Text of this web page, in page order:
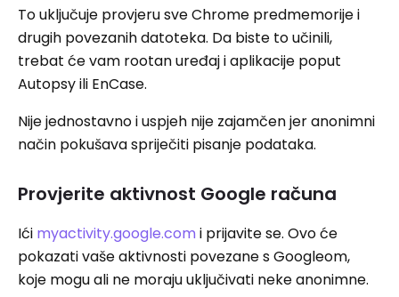
To uključuje provjeru sve Chrome predmemorije i
drugih povezanih datoteka. Da biste to učinili,
trebat će vam rootan uređaj i aplikacije poput
Autopsy ili EnCase.
Nije jednostavno i uspjeh nije zajamčen jer anonimni
način pokušava spriječiti pisanje podataka.
Provjerite aktivnost Google računa
Ići myactivity.google.com i prijavite se. Ovo će
pokazati vaše aktivnosti povezane s Googleom,
koje mogu ali ne moraju uključivati ​​neke anonimne.